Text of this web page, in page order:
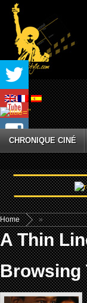
CHRONIQUE CINÉ
Home »
A Thin
Browsing